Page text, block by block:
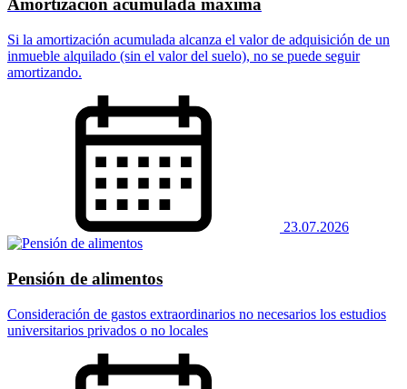
Amortización acumulada máxima
Si la amortización acumulada alcanza el valor de adquisición de un
inmueble alquilado (sin el valor del suelo), no se puede seguir
amortizando.
23.07.2026
Pensión de alimentos
Consideración de gastos extraordinarios no necesarios los estudios
universitarios privados o no locales